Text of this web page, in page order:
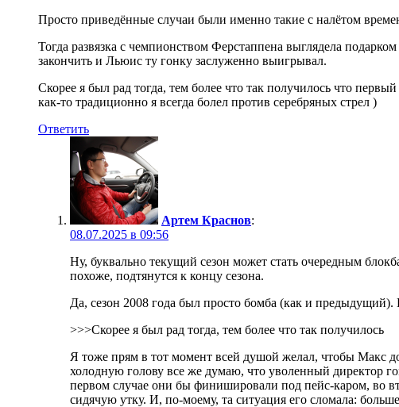
Просто приведённые случаи были именно такие с налётом
Тогда развязка с чемпионством Ферстаппена выглядела
закончить и Льюис ту гонку заслуженно выигрывал.
Скорее я был рад тогда, тем более что так получилось что
как-то традиционно я всегда болел против серебряных стрел )
Ответить
Артем Краснов:
08.07.2025 в 09:56
Ну, буквально текущий сезон может стать очередным
похоже, подтянутся к концу сезона.
Да, сезон 2008 года был просто бомба (как и
>>>Скорее я был рад тогда, тем более что так получилось
Я тоже прям в тот момент всей душой желал, чтобы Макс
холодную голову все же думаю, что уволенный директор
первом случае они бы финишировали под пейс-каром, во
сидячую утку. И, по-моему, та ситуация его сломала: